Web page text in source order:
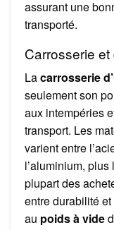
assurant une
transporté.
Carrosserie
Lacarrosserie
seulement son
aux intempéries
transport. Les
varient entre
l’aluminium,
plupart des
entre durabilité
au poids à vide